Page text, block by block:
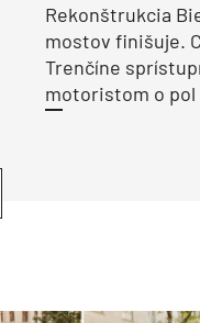
Rekonštrukcia
mostov finišuje.
Trenčíne
motoristom o pol